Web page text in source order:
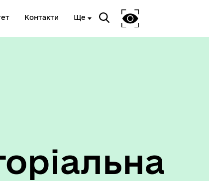
Контакти Ще
Укриття та пункти
незламності